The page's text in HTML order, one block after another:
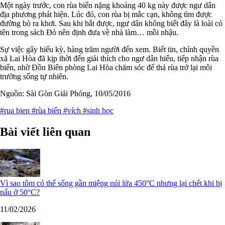
Một ngày trước, con rùa biển nặng khoảng 40 kg này được ngư dân
địa phương phát hiện. Lúc đó, con rùa bị mắc cạn, không tìm được
đường bò ra khơi. Sau khi bắt được, ngư dân không biết đây là loài có
tên trong sách Đỏ nên định đưa về nhà làm… mồi nhậu.
Sự việc gây hiếu kỳ, hàng trăm người đến xem. Biết tin, chính quyền
xã Lai Hòa đã kịp thời đến giải thích cho ngư dân hiểu, tiếp nhận rùa
biển, nhờ Đồn Biên phòng Lai Hòa chăm sóc để thả rùa trở lại môi
trường sống tự nhiên.
Nguồn: Sài Gòn Giải Phóng, 10/05/2016
#rua bien #rùa biển #vích #sinh học
Bài viết liên quan
Vì sao tôm có thể sống gần miệng núi lửa 450°C nhưng lại chết khi bị
nấu ở 50°C?
11/02/2026